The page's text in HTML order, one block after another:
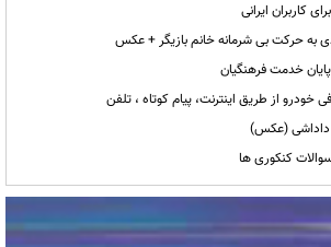
به حرکت بی شرمانه خانم بازیگر + عکس
خودرو از طریق اینترنت، پیام کوتاه ، تلفن
داداشی (عکس)
کنکوری ها